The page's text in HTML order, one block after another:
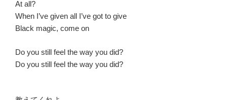
At all?
When I’ve given all I’ve got to give
Black magic, come on
Do you still feel the way you did?
Do you still feel the way you did?